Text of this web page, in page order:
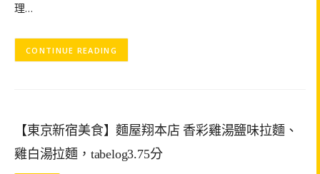
理…
CONTINUE READING
【東京新宿美食】麵屋翔本店 香彩雞湯鹽味拉麵、
雞白湯拉麵，tabelog3.75分